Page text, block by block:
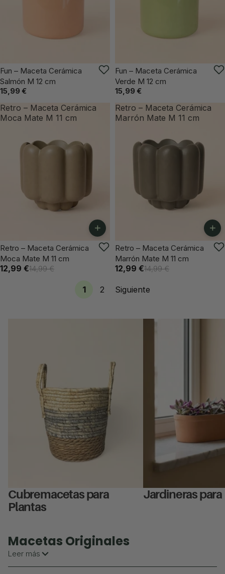
VUELVE PRONTO
Fun – Maceta Cerámica
Salmón M 12 cm
15,99 €
VUELVE PRONTO
Fun – Maceta Cerámica
Verde M 12 cm
15,99 €
Retro – Maceta Cerámica
Moca Mate M 11 cm
-13%
+
Retro – Maceta Cerámica
Moca Mate M 11 cm
12,99 €14,99 €
Retro – Maceta Cerámica
Marrón Mate M 11 cm
-13%
+
Retro – Maceta Cerámica
Marrón Mate M 11 cm
12,99 €14,99 €
1 2 Siguiente
Cubremacetas para
Plantas
Jardineras para
Jardineras para
Macetas Originales
Leer más